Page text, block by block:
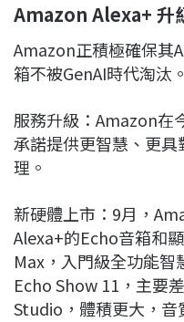
Amazon Alexa+ 升
Amazon正積極確保其
箱不被GenAI時代淘汰。
服務升級：Amazon在
承諾提供更智慧、更
理。
新硬體上市：9月，
Alexa+的Echo音箱和
Max，入門級全功能智
Echo Show 11，主要
Studio，體積更大，音